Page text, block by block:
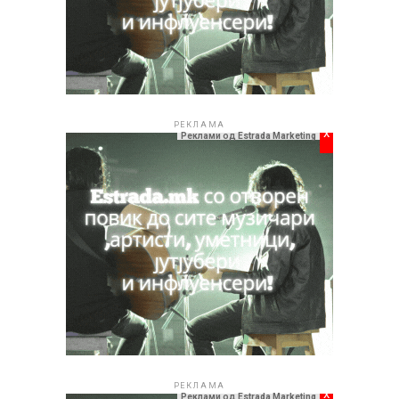
РЕКЛАМА
Реклами од Estrada Marketing x
РЕКЛАМА
Реклами од Estrada Marketing x